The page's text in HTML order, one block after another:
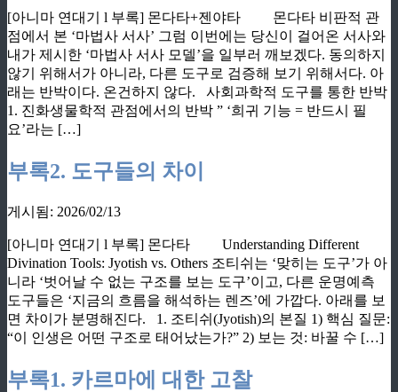
[아니마 연대기 l 부록] 몬다타+젠야타 몬다타 비판적 관
점에서 본 ‘마법사 서사’ 그럼 이번에는 당신이 걸어온 서사와
내가 제시한 ‘마법사 서사 모델’을 일부러 깨보겠다. 동의하지
않기 위해서가 아니라, 다른 도구로 검증해 보기 위해서다. 아
래는 반박이다. 온건하지 않다. 사회과학적 도구를 통한 반박
1. 진화생물학적 관점에서의 반박 ” ‘희귀 기능 = 반드시 필
요’라는 […]
부록2. 도구들의 차이
게시됨: 2026/02/13
[아니마 연대기 l 부록] 몬다타 Understanding Different
Divination Tools: Jyotish vs. Others 조티쉬는 ‘맞히는 도구’가 아
니라 ‘벗어날 수 없는 구조를 보는 도구’이고, 다른 운명예측
도구들은 ‘지금의 흐름을 해석하는 렌즈’에 가깝다. 아래를 보
면 차이가 분명해진다. 1. 조티쉬(Jyotish)의 본질 1) 핵심 질문:
“이 인생은 어떤 구조로 태어났는가?” 2) 보는 것: 바꿀 수 […]
부록1. 카르마에 대한 고찰